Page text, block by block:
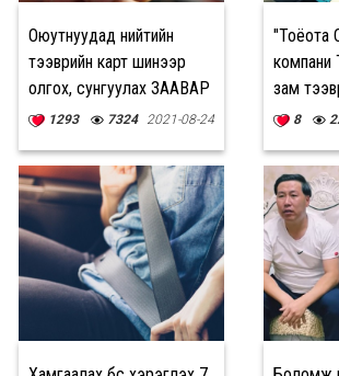
Оюутнуудад нийтийн
тээврийн карт шинээр
олгох, сунгуулах ЗААВАР
1293 7324 2021-08-24
"Тоёота
компани
зам
өрнүүллээ
8